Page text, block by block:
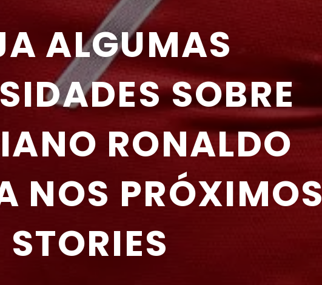
ALGUMAS
SOBRE
RONALDO
NOS PRÓXIMOS
STORIES